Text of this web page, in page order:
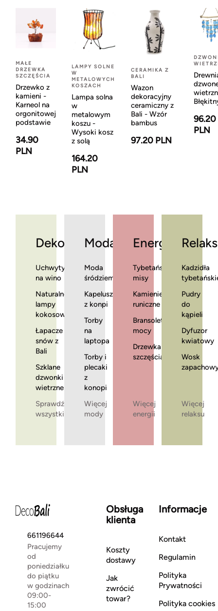
MAŁE
DRZEWKA
SZCZĘŚCIA
Drzewko z
kamieni -
Karneol na
orgonitowej
podstawie
34.90
PLN
LAMPY SOLNE
W
METALOWYCH
KOSZACH
Lampa solna
w
metalowym
koszu -
Wysoki kosz
z solą
164.20
PLN
CERAMIKA Z
BALI
Wazon
dekoracyjny
ceramiczny z
Bali - Wzór
bambus
97.20 PLN
96.20
PLN
Dekoracje
Uchwyty
na wino
Naturalne
lampy
kokosowe
Łapacze
snów z
Bali
Szklane
dzwonki
wietrzne
Sprawdź
wszystkie
Moda
Moda
śródziemnomorska
Kapelusze
z konpi
Torby
na
laptopa
Torby i
plecaki
z
konopi
Więcej
mody
Energia
Tybetańskie
misy
Kamienie
runiczne
Bransoletki
mocy
Drzewka
szczęścia
Więcej
energii
Relaks
Kadzidła
Pudry
do
kąpieli
Dyfuzor
kwiatowy
Wosk
Więcej
relaksu
661196644
Pracujemy
od
poniedziałku
do piątku
w godzinach
09:00-
15:00
Obsługa
klienta
Koszty
dostawy
Jak
zwrócić
towar?
Informacje
Kontakt
Regulamin
Polityka
Prywatności
Polityka cookies